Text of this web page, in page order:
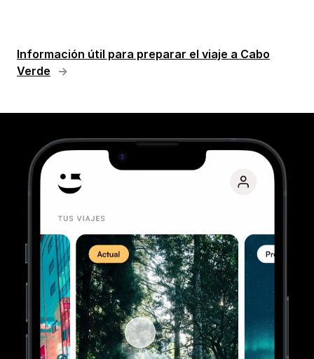
Información útil para preparar el viaje a Cabo
Verde